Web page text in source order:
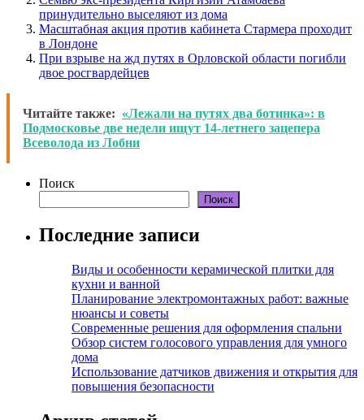
принудительно выселяют из дома
Масштабная акция против кабинета Стармера проходит
в Лондоне
При взрыве на жд путях в Орловской области погибли
двое росгвардейцев
Читайте также: «Лежали на путях два ботинка»: в
Подмосковье две недели ищут 14-летнего зацепера
Всеволода из Лобни
Поиск
Поиск
Последние записи
Виды и особенности керамической плитки для
кухни и ванной
Планирование электромонтажных работ: важные
нюансы и советы
Современные решения для оформления спальни
Обзор систем голосового управления для умного
дома
Использование датчиков движения и открытия для
повышения безопасности